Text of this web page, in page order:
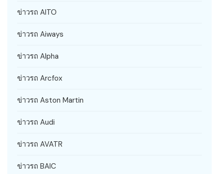
ข่าวรถ AITO
ข่าวรถ Aiways
ข่าวรถ Alpha
ข่าวรถ Arcfox
ข่าวรถ Aston Martin
ข่าวรถ Audi
ข่าวรถ AVATR
ข่าวรถ BAIC